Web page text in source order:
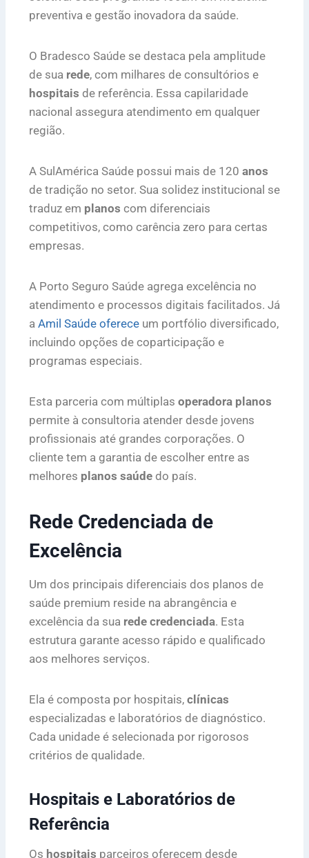
preventiva e gestão inovadora da saúde.
O Bradesco Saúde se destaca pela amplitude
de sua rede, com milhares de consultórios e
hospitais de referência. Essa capilaridade
nacional assegura atendimento em qualquer
região.
A SulAmérica Saúde possui mais de 120 anos
de tradição no setor. Sua solidez institucional se
traduz em planos com diferenciais
competitivos, como carência zero para certas
empresas.
A Porto Seguro Saúde agrega excelência no
atendimento e processos digitais facilitados. Já
a Amil Saúde oferece um portfólio diversificado,
incluindo opções de coparticipação e
programas especiais.
Esta parceria com múltiplas operadora planos
permite à consultoria atender desde jovens
profissionais até grandes corporações. O
cliente tem a garantia de escolher entre as
melhores planos saúde do país.
Rede Credenciada de
Excelência
Um dos principais diferenciais dos planos de
saúde premium reside na abrangência e
excelência da sua rede credenciada. Esta
estrutura garante acesso rápido e qualificado
aos melhores serviços.
Ela é composta por hospitais, clínicas
especializadas e laboratórios de diagnóstico.
Cada unidade é selecionada por rigorosos
critérios de qualidade.
Hospitais e Laboratórios de
Referência
Os hospitais parceiros oferecem desde